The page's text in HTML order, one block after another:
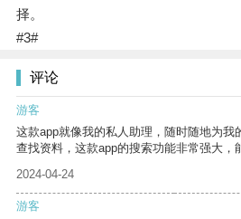
择。
#3#
评论
游客
这款app就像我的私人助理，随时随地为我
查找资料，这款app的搜索功能非常强大，
2024-04-24
游客